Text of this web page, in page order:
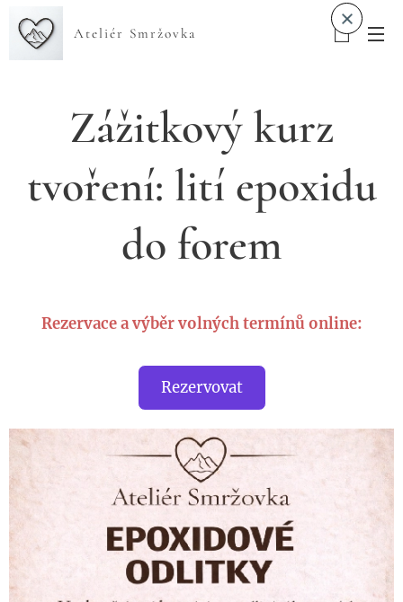
Ateliér Smržovka
Zážitkový kurz
tvoření: lití epoxidu
do forem
Rezervace a výběr volných termínů online:
Rezervovat